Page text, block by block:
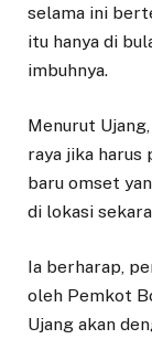
selama ini
itu hanya di
imbuhnya.
Menurut
raya jika
baru omset
di lokasi
Ia berharap,
oleh Pemkot
Ujang akan